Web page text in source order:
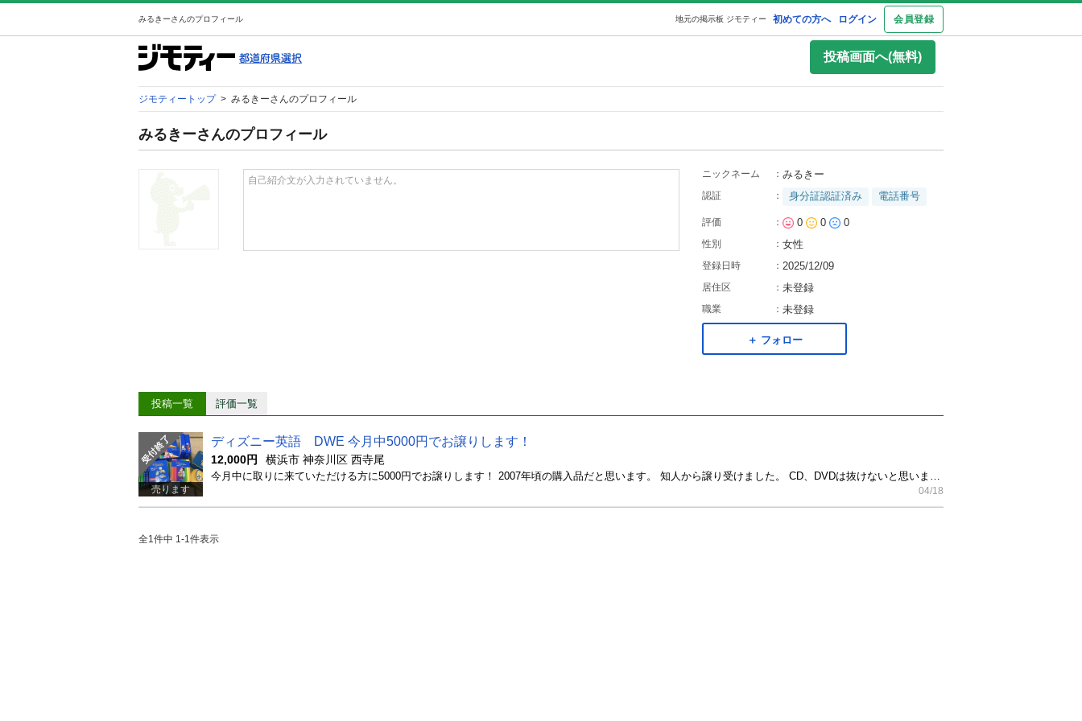
みるきーさんのプロフィール 初めての方へ ログイン 会員登録
地元の掲示板 ジモティー
投稿画面へ(無料)
ジモティートップ > みるきーさんのプロフィール
みるきーさんのプロフィール
自己紹介文が入力されていません。
ニックネーム ： みるきー
認証 ： 身分証認証済み 電話番号
評価 ： 0 0 0
性別 ： 女性
登録日時 ： 2025/12/09
居住区 ： 未登録
職業 ： 未登録
＋ フォロー
投稿一覧 評価一覧
売ります
ディズニー英語 DWE 今月中5000円でお譲りします！
12,000円 横浜市 神奈川区 西寺尾
04/18
全1件中 1-1件表示